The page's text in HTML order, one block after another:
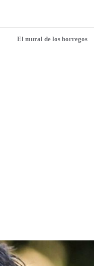
El mural de los borregos